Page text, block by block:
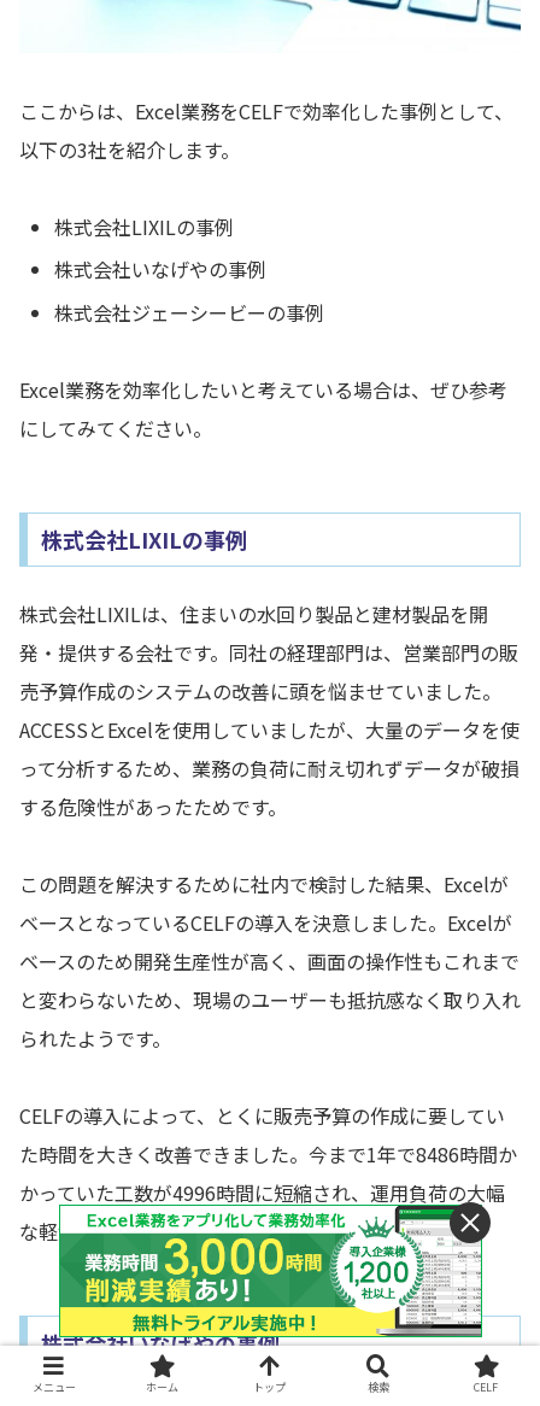
ここからは、Excel業務をCELFで効率化した事例として、
以下の3社を紹介します。
株式会社LIXILの事例
株式会社いなげやの事例
株式会社ジェーシービーの事例
Excel業務を効率化したいと考えている場合は、ぜひ参考
にしてみてください。
株式会社LIXILの事例
株式会社LIXILは、住まいの水回り製品と建材製品を開
発・提供する会社です。同社の経理部門は、営業部門の販
売予算作成のシステムの改善に頭を悩ませていました。
ACCESSとExcelを使用していましたが、大量のデータを使
って分析するため、業務の負荷に耐え切れずデータが破損
する危険性があったためです。
この問題を解決するために社内で検討した結果、Excelが
ベースとなっているCELFの導入を決意しました。Excelが
ベースのため開発生産性が高く、画面の操作性もこれまで
と変わらないため、現場のユーザーも抵抗感なく取り入れ
られたようです。
CELFの導入によって、とくに販売予算の作成に要してい
た時間を大きく改善できました。今まで1年で8486時間か
かっていた工数が4996時間に短縮され、運用負荷の大幅
な軽減を実感できたとのことです。
株式会社いなげやの事例
メニュー ホーム トップ 検索 CELF